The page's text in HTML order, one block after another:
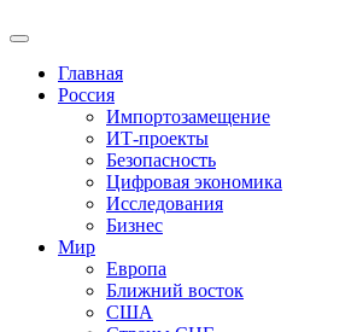
Главная
Россия
Импортозамещение
ИТ-проекты
Безопасность
Цифровая экономика
Исследования
Бизнес
Мир
Европа
Ближний восток
США